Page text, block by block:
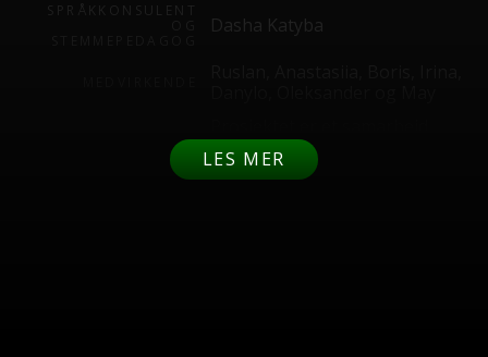
SPRÅKKONSULENT
Dasha Katyba
SAMARBEID
mellom norskopplæringa på
polarsirkelen vgs og Nordland
LES MER